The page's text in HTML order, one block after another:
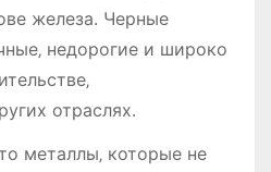
железа. Черные
недорогие и широко
отраслях.
металлы‚ которые не